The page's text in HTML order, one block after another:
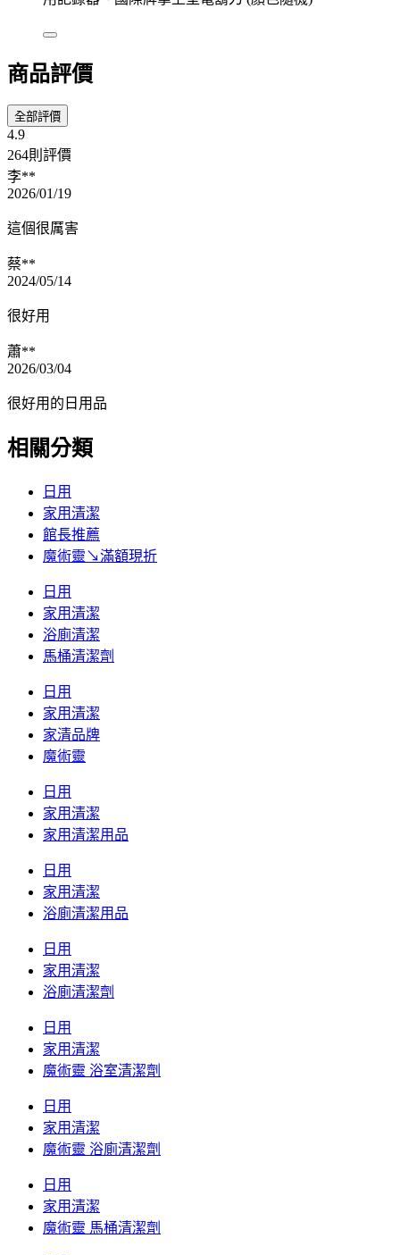
商品評價
全部評價
4.9
264則評價
李**
2026/01/19
這個很厲害
蔡**
2024/05/14
很好用
蕭**
2026/03/04
很好用的日用品
相關分類
日用
家用清潔
館長推薦
魔術靈↘滿額現折
日用
家用清潔
浴廁清潔
馬桶清潔劑
日用
家用清潔
家清品牌
魔術靈
日用
家用清潔
家用清潔用品
日用
家用清潔
浴廁清潔用品
日用
家用清潔
浴廁清潔劑
日用
家用清潔
魔術靈 浴室清潔劑
日用
家用清潔
魔術靈 浴廁清潔劑
日用
家用清潔
魔術靈 馬桶清潔劑